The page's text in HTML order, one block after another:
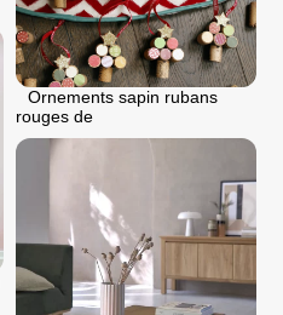
Ornements sapin rubans
rouges de